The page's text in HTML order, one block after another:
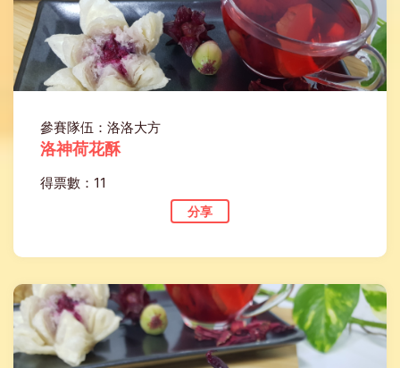
參賽隊伍：洛洛大方
洛神荷花酥
得票數：11
分享